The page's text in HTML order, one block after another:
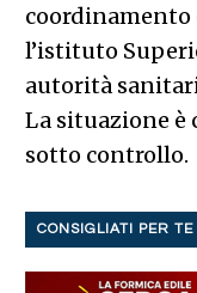
l’istituto
autorità
La situazione
sotto controllo.
CONSIGLIATI PER TE